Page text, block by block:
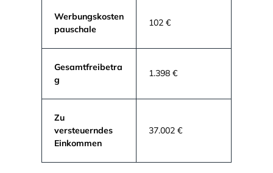
Werbungskosten
pauschale
102 €
Gesamtfreibetra
g
1.398 €
Zu
versteuerndes
Einkommen
37.002 €